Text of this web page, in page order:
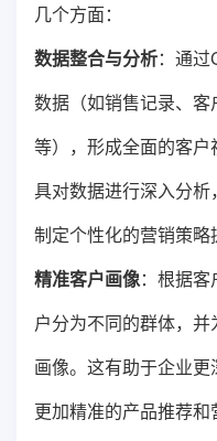
几个方面：
数据整合与分析：通
数据（如销售记录、
等），形成全面的客
具对数据进行深入分
制定个性化的营销策略
精准客户画像：根据客
户分为不同的群体，
画像。这有助于企业
更加精准的产品推荐和